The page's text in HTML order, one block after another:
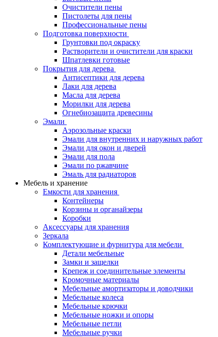
Очистители пены
Пистолеты для пены
Профессиональные пены
Подготовка поверхности
Грунтовки под окраску
Растворители и очистители для краски
Шпатлевки готовые
Покрытия для дерева
Антисептики для дерева
Лаки для дерева
Масла для дерева
Морилки для дерева
Огнебиозащита древесины
Эмали
Аэрозольные краски
Эмали для внутренних и наружных работ
Эмали для окон и дверей
Эмали для пола
Эмали по ржавчине
Эмаль для радиаторов
Мебель и хранение
Емкости для хранения
Контейнеры
Корзины и органайзеры
Коробки
Аксессуары для хранения
Зеркала
Комплектующие и фурнитура для мебели
Детали мебельные
Замки и защелки
Крепеж и соединительные элементы
Кромочные материалы
Мебельные амортизаторы и доводчики
Мебельные колеса
Мебельные крючки
Мебельные ножки и опоры
Мебельные петли
Мебельные ручки